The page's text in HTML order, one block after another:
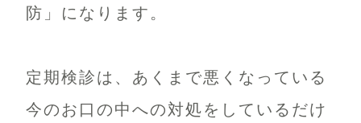
防」になります。
定期検診は、あくまで悪くなっている
今のお口の中への対処をしているだけ